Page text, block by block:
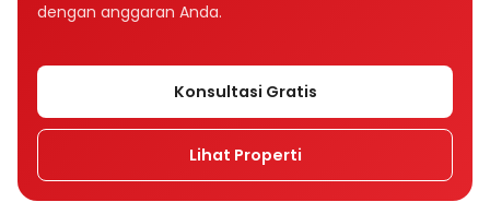
dengan anggaran Anda.
Konsultasi Gratis
Lihat Properti